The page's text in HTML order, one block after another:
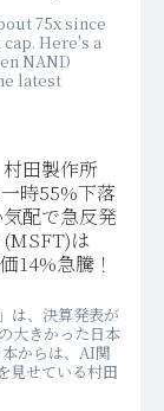
75x since
Here's a
NAND
latest
村田製作所
時55%下落
配で急反発
(MSFT)は
14%急騰！
は、決算発表が
大きかった日本
からは、AI関
見せている村田